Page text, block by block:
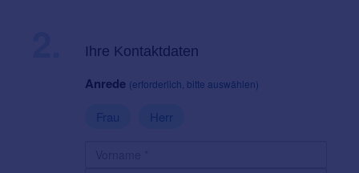
Ihre Kontaktdaten
Anrede (erforderlich, bitte auswählen)
Frau Herr